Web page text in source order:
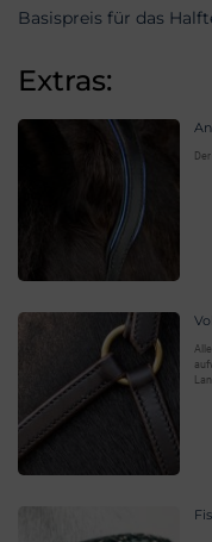
Basispreis für das
Extras: